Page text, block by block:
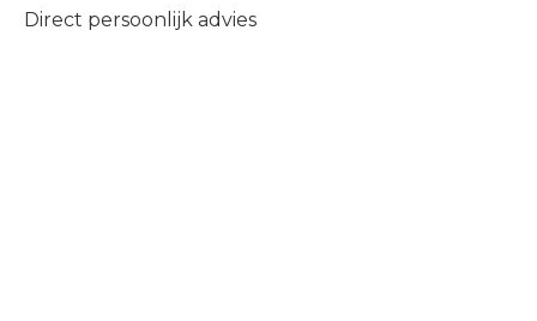
Direct persoonlijk advies